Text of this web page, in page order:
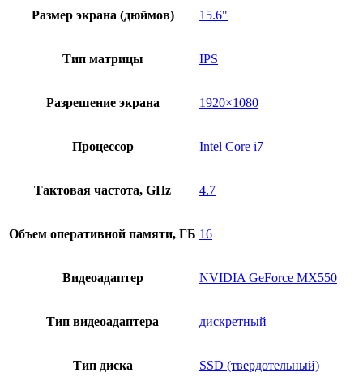
Размер экрана (дюймов) 15.6"
Тип матрицы IPS
Разрешение экрана 1920×1080
Процессор Intel Core i7
Тактовая частота, GHz 4.7
Объем оперативной памяти, ГБ 16
Видеоадаптер NVIDIA GeForce MX550
Тип видеоадаптера дискретный
Тип диска SSD (твердотельный)